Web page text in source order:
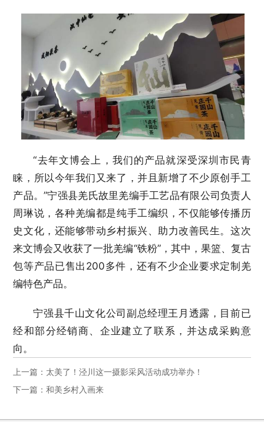
“去年文博会上，我们的产品就深受深圳市民青
睐，所以今年我们又来了，并且新增了不少原创手工
产品。”宁强县羌氏故里羌编手工艺品有限公司负责人
周琳说，各种羌编都是纯手工编织，不仅能够传播历
史文化，还能够带动乡村振兴、助力改善民生。这次
来文博会又收获了一批羌编“铁粉”，其中，果篮、复古
包等产品已售出200多件，还有不少企业要求定制羌
编特色产品。
宁强县千山文化公司副总经理王月透露，目前已
经和部分经销商、企业建立了联系，并达成采购意
向。
上一篇：太美了！泾川这一摄影采风活动成功举办！
下一篇：和美乡村入画来